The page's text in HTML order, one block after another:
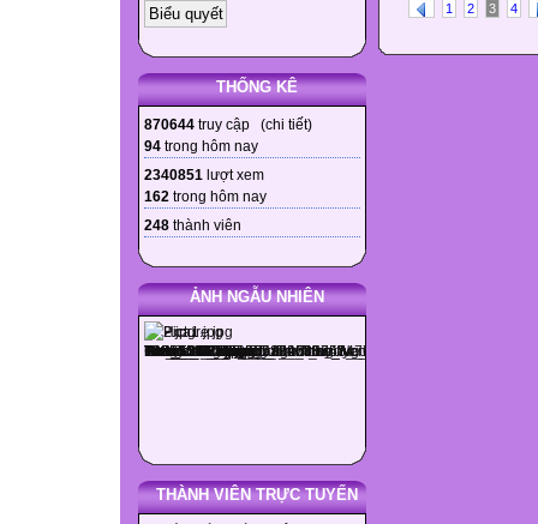
THỐNG KÊ
870644 truy cập (chi tiết)
94 trong hôm nay
2340851 lượt xem
162 trong hôm nay
248 thành viên
ẢNH NGẪU NHIÊN
THÀNH VIÊN TRỰC TUYẾN
1 2 3 4